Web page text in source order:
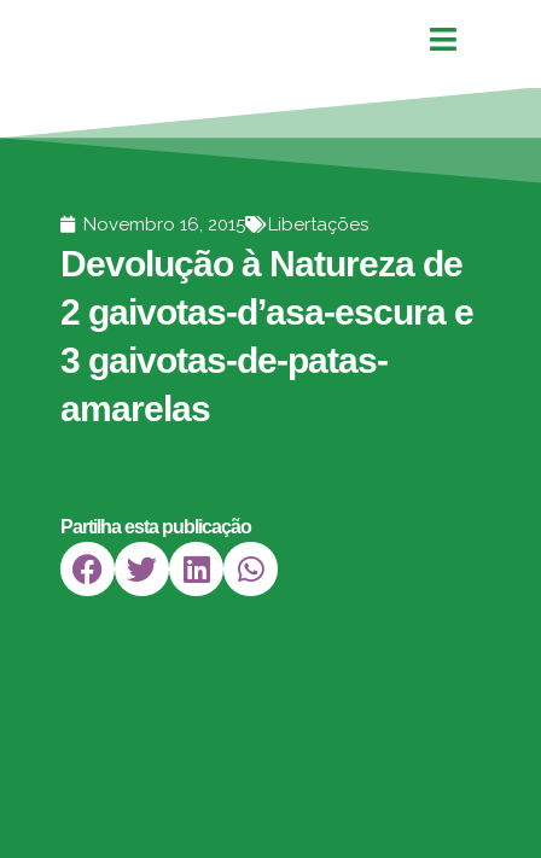
Novembro 16, 2015 Libertações
Devolução à Natureza de
2 gaivotas-d’asa-escura e
3 gaivotas-de-patas-
amarelas
Partilha esta publicação